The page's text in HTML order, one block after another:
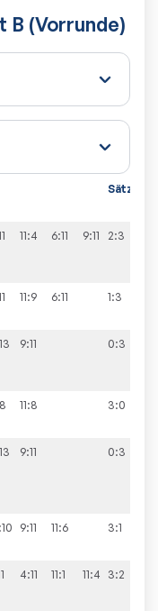
B (Vorrunde)
Sätze
11:4 6:11 9:11 2:3
11:9 6:11 1:3
9:11 0:3
11:8 3:0
9:11 0:3
9:11 11:6 3:1
4:11 11:1 11:4 3:2